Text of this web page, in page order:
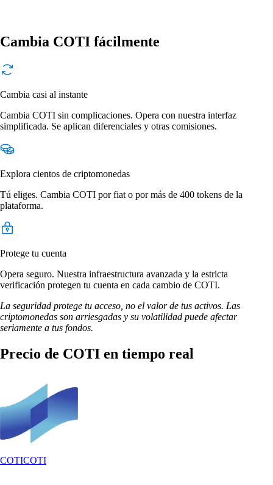
Cambia COTI fácilmente
Cambia casi al instante
Cambia COTI sin complicaciones. Opera con nuestra interfaz
simplificada. Se aplican diferenciales y otras comisiones.
Explora cientos de criptomonedas
Tú eliges. Cambia COTI por fiat o por más de 400 tokens de la
plataforma.
Protege tu cuenta
Opera seguro. Nuestra infraestructura avanzada y la estricta
verificación protegen tu cuenta en cada cambio de COTI.
La seguridad protege tu acceso, no el valor de tus activos. Las
criptomonedas son arriesgadas y su volatilidad puede afectar
seriamente a tus fondos.
Precio de COTI en tiempo real
COTICOTI